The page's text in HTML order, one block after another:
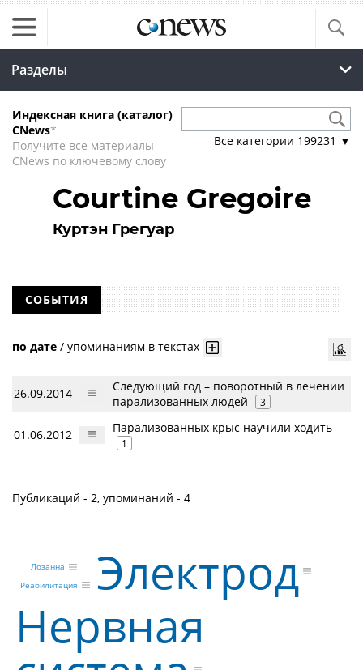
Разделы
Индексная книга (каталог)
CNews*
Получите все материалы
CNews по ключевому слову
Все категории 199231 ▼
Courtine Gregoire
Куртэн Грегуар
СОБЫТИЯ
по дате / упоминаниям в текстах
26.09.2014
Следующий год – поворотный в лечении
парализованных людей
3
01.06.2012 Парализованных крыс научили ходить
1
Публикаций - 2, упоминаний - 4
Нервная
Электрод
Лозанна
Реабилитация